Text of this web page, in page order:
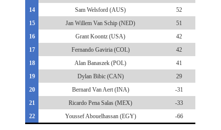
14 Sam Welsford (AUS)
52
15
Jan Willem Van Schip (NED)
51
16
Grant Koontz (USA)
42
17
Fernando Gaviria (COL)
42
18
Alan Banaszek (POL)
41
19
Dylan Bibic (CAN)
29
20
Bernard Van Aert (INA)
-31
21
Ricardo Pena Salas (MEX)
-33
22
Youssef Abouelhassan (EGY) -66